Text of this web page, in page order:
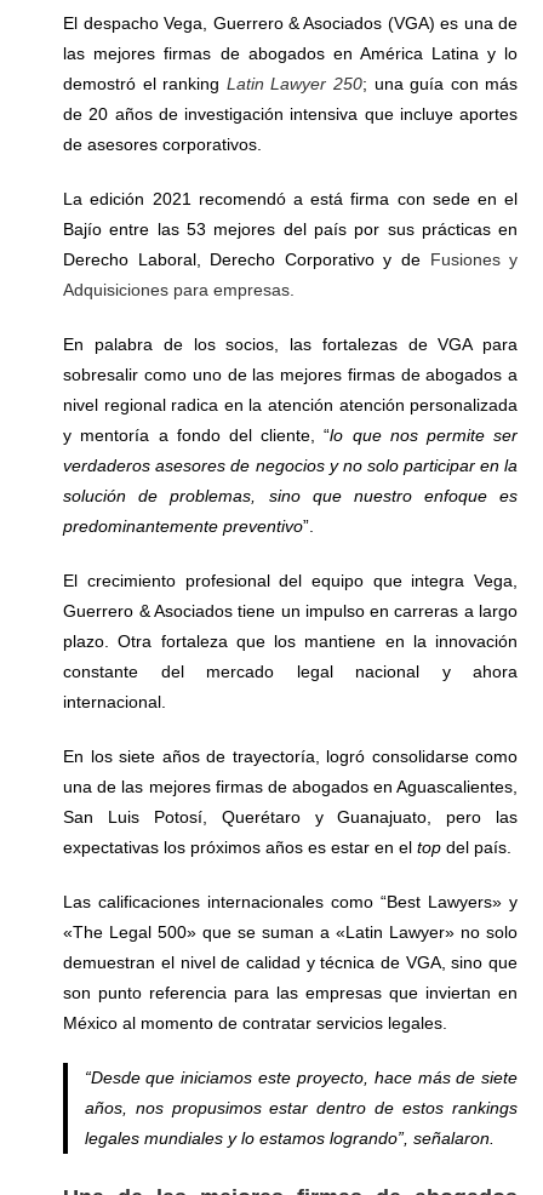
El despacho Vega, Guerrero & Asociados (VGA) es una de
las mejores firmas de abogados en América Latina y lo
demostró el ranking Latin Lawyer 250; una guía con más
de 20 años de investigación intensiva que incluye aportes
de asesores corporativos.
La edición 2021 recomendó a está firma con sede en el
Bajío entre las 53 mejores del país por sus prácticas en
Derecho Laboral, Derecho Corporativo y de Fusiones y
Adquisiciones para empresas.
En palabra de los socios, las fortalezas de VGA para
sobresalir como uno de las mejores firmas de abogados a
nivel regional radica en la atención atención personalizada
y mentoría a fondo del cliente, “lo que nos permite ser
verdaderos asesores de negocios y no solo participar en la
solución de problemas, sino que nuestro enfoque es
predominantemente preventivo”.
El crecimiento profesional del equipo que integra Vega,
Guerrero & Asociados tiene un impulso en carreras a largo
plazo. Otra fortaleza que los mantiene en la innovación
constante del mercado legal nacional y ahora
internacional.
En los siete años de trayectoría, logró consolidarse como
una de las mejores firmas de abogados en Aguascalientes,
San Luis Potosí, Querétaro y Guanajuato, pero las
expectativas los próximos años es estar en eltop del país.
Las calificaciones internacionales como “Best Lawyers» y
«The Legal 500» que se suman a «Latin Lawyer» no solo
demuestran el nivel de calidad y técnica de VGA, sino que
son punto referencia para las empresas que inviertan en
México al momento de contratar servicios legales.
“Desde que iniciamos este proyecto, hace más de siete
años, nos propusimos estar dentro de estos rankings
legales mundiales y lo estamos logrando”, señalaron.